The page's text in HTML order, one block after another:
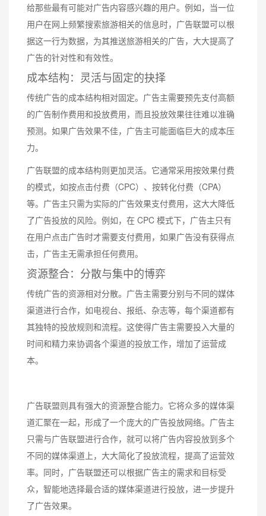
给那些最有可能对广告内容感兴趣的用户。例如，当一位
用户在网上频繁搜索旅游相关的信息时，广告联盟可以根
据这一行为数据，为其推送旅游相关的广告，大大提高了
广告的针对性和有效性。
成本结构：灵活与固定的抉择
传统广告的成本结构相对固定。广告主需要预先支付高额
的广告制作费用和投放费用，而且投放效果往往难以准确
预测。如果广告效果不佳，广告主可能面临巨大的成本压
力。
广告联盟的成本结构则更加灵活。它通常采用按效果付费
的模式，如按点击付费（CPC）、按转化付费（CPA）
等。广告主只需为实际的广告效果支付费用，这大大降低
了广告投放的风险。例如，在 CPC 模式下，广告主只有
在用户点击广告时才需要支付费用，如果广告没有获得点
击，广告主无需承担任何费用。
资源整合：分散与集中的博弈
传统广告的资源相对分散。广告主需要分别与不同的媒体
渠道进行合作，如电视台、报纸、杂志等，每个渠道都有
其独特的投放规则和流程。这使得广告主需要投入大量的
时间和精力来协调各个渠道的投放工作，增加了运营成
本。
广告联盟则具有强大的资源整合能力。它将众多的媒体渠
道汇聚在一起，形成了一个庞大的广告投放网络。广告主
只需与广告联盟进行合作，就可以将广告内容投放到多个
不同的媒体渠道上，大大简化了投放流程，提高了运营效
率。同时，广告联盟还可以根据广告主的需求和目标受
众，智能地选择最合适的媒体渠道进行投放，进一步提升
了广告效果。